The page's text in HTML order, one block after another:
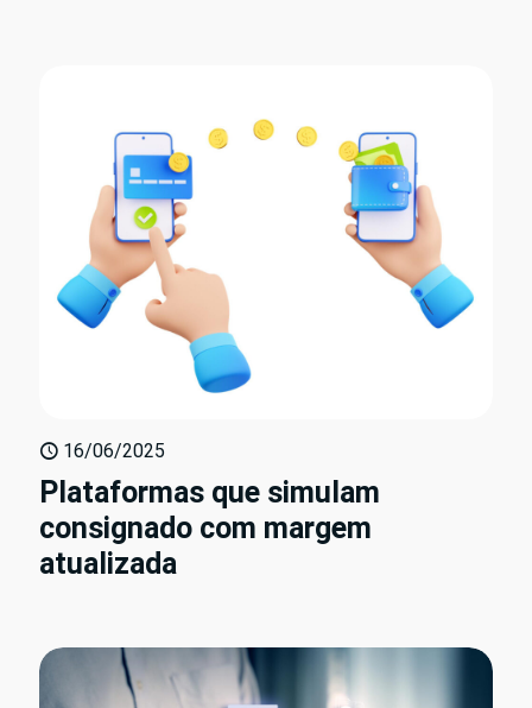
16/06/2025
Plataformas que simulam
consignado com margem
atualizada